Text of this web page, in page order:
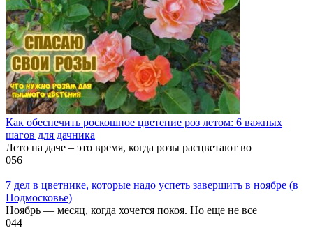
Как обеспечить роскошное цветение роз летом: 6 важных
шагов для дачника
Лето на даче – это время, когда розы расцветают во
056
7 дел в цветнике, которые надо успеть завершить в ноябре (в
Подмосковье)
Ноябрь — месяц, когда хочется покоя. Но еще не все
044